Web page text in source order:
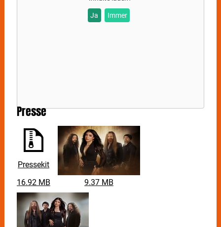
Ja Immer
Presse
Pressekit
16.92 MB
9.37 MB